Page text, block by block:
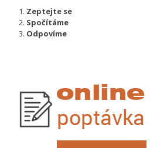
Zeptejte se
Spočítáme
Odpovíme